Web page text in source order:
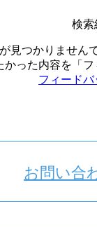
検索
見つかりません
った内容を「
フィード
お問い合